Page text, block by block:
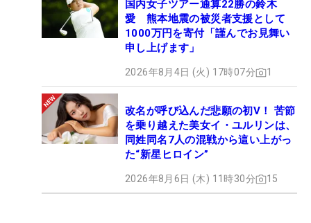
国内女子ツアー通算22勝の鈴木
愛 熊本地震の被災者支援として
1000万円を寄付「謹んでお見舞い
申し上げます」
2026年8月4日 (火) 17時07分 1
改名が呼び込んだ悲願の初V！ 苦節
を乗り越えた美女イ・ユルリンは、
同姓同名7人の混戦から這い上がっ
た“新星ヒロイン”
2026年8月6日 (木) 11時30分 15